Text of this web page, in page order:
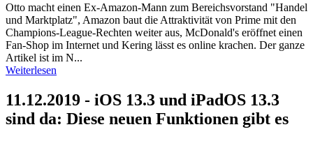
Otto macht einen Ex-Amazon-Mann zum Bereichsvorstand "Handel
und Marktplatz", Amazon baut die Attraktivität von Prime mit den
Champions-League-Rechten weiter aus, McDonald's eröffnet einen
Fan-Shop im Internet und Kering lässt es online krachen. Der ganze
Artikel ist im N...
Weiterlesen
11.12.2019 - iOS 13.3 und iPadOS 13.3
sind da: Diese neuen Funktionen gibt es